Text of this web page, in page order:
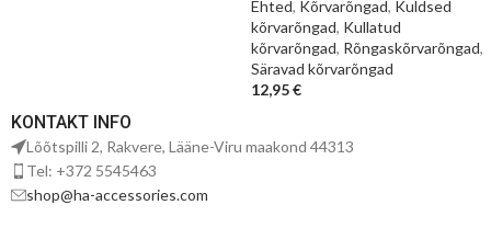
Ehted, Kõrvarõngad, Kuldsed
kõrvarõngad, Kullatud
kõrvarõngad, Rõngaskõrvarõngad,
Säravad kõrvarõngad
12,95€
KONTAKT INFO
Lõõtspilli 2, Rakvere, Lääne-Viru maakond 44313
Tel: +372 5545463
shop@ha-accessories.com